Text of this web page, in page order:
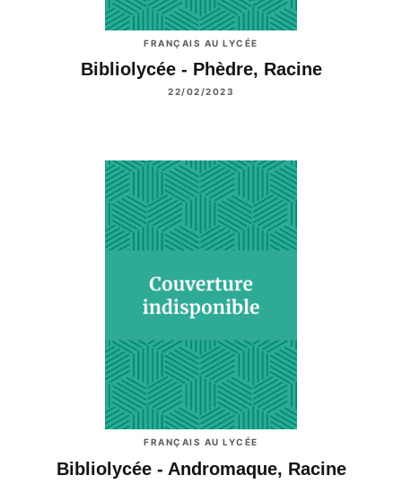
FRANÇAIS AU LYCÉE
Bibliolycée - Phèdre, Racine
22/02/2023
FRANÇAIS AU LYCÉE
Bibliolycée - Andromaque, Racine